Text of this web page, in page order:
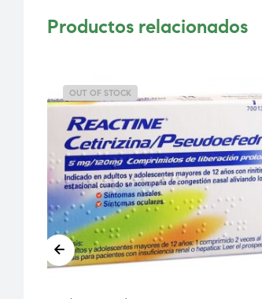
Productos relacionados
OUT OF STOCK